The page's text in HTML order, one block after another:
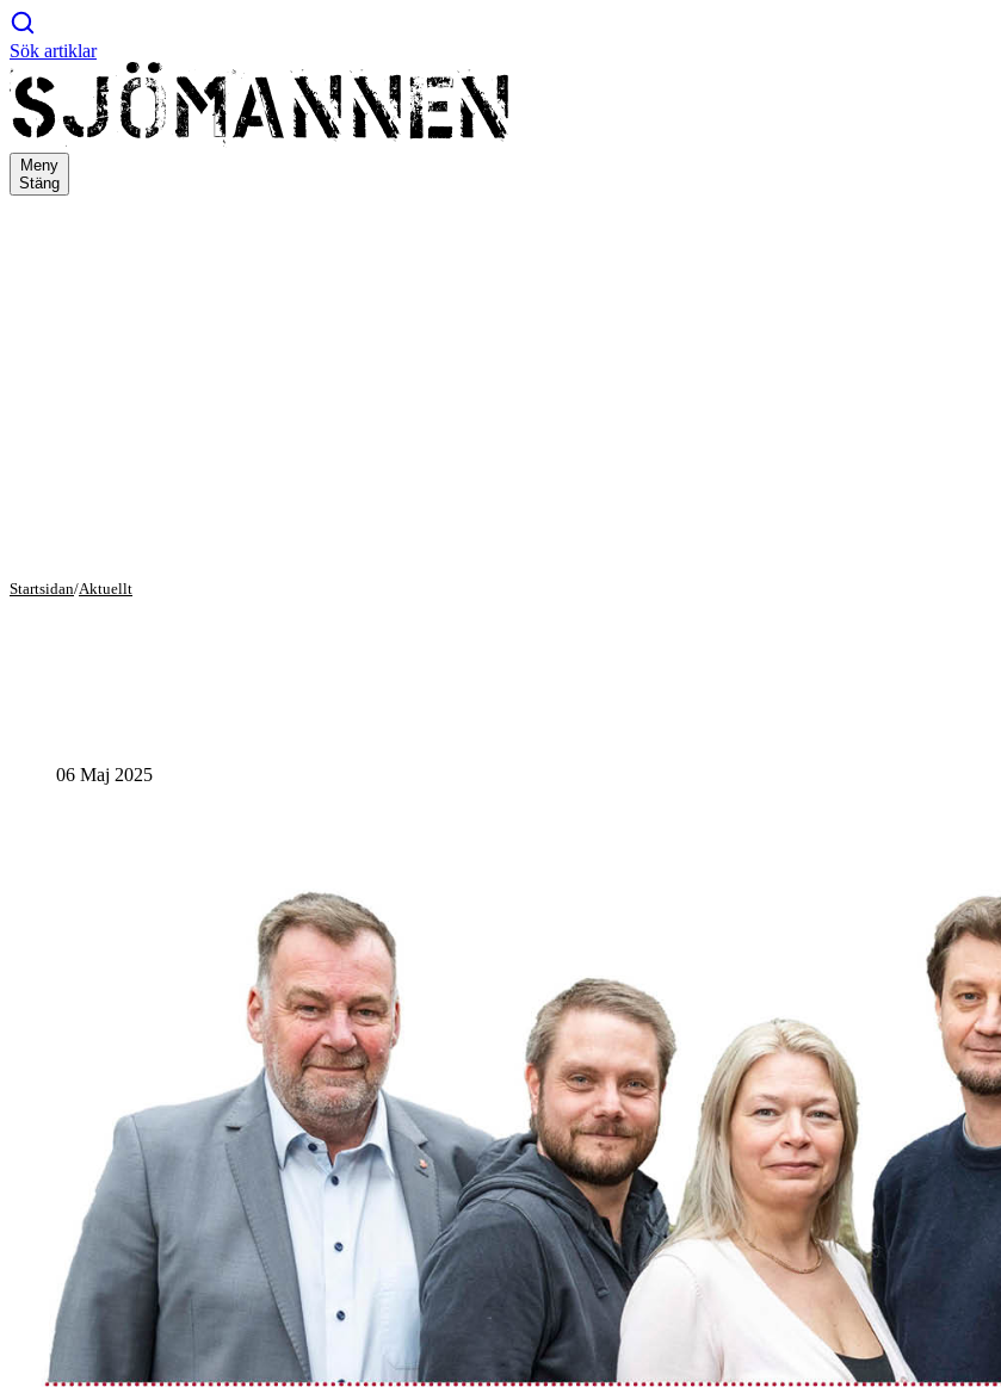
Sök artiklar
Meny
Stäng
Startsidan/Aktuellt
06 Maj 2025